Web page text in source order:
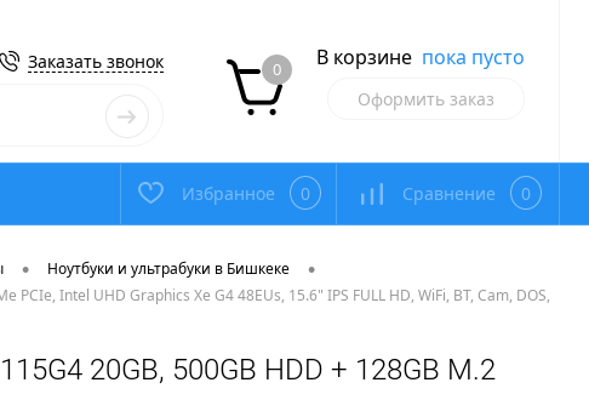
Заказать звонок 0 В корзине пока пусто
Оформить заказ
Избранное 0 Сравнение 0
• Ноутбуки и ультрабуки в Бишкеке •
Intel UHD Graphics Xe G4 48EUs, 15.6" IPS FULL HD, WiFi, BT, Cam, DOS,
20GB, 500GB HDD + 128GB M.2